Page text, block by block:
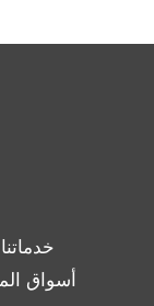
خدماتنا
أسواق